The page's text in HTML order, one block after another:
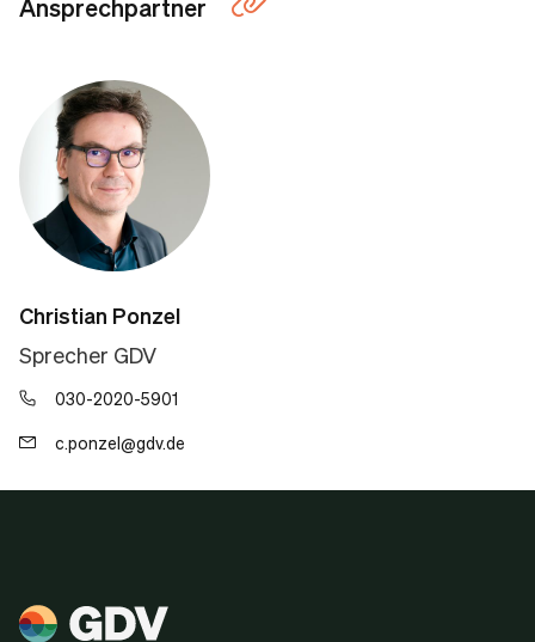
Ansprechpartner
Christian Ponzel
Sprecher GDV
030-2020-5901
c.ponzel@gdv.de